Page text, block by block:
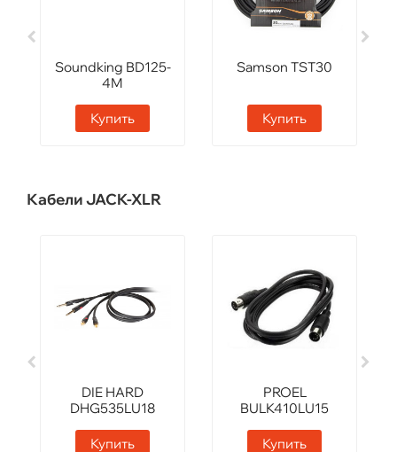
Soundking BD125-
4M
Купить
Samson TST30
Купить
Кабели JACK-XLR
DIE HARD
DHG535LU18
Купить
PROEL
BULK410LU15
Купить